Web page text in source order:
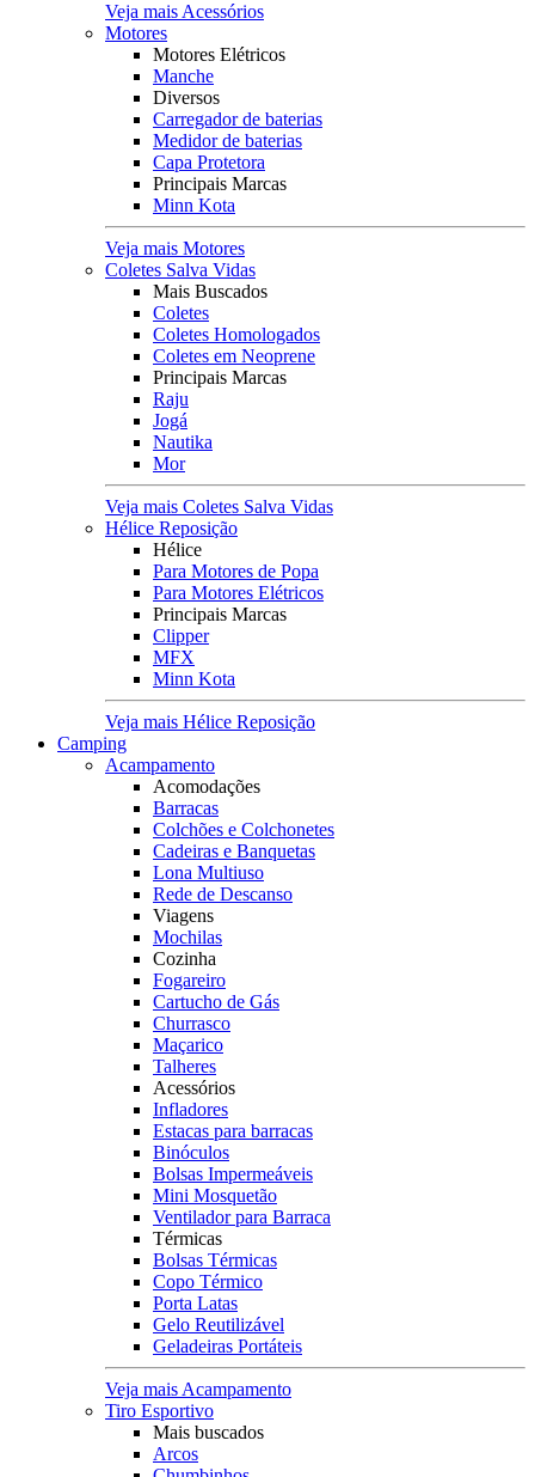
Veja mais Acessórios
Motores
Motores Elétricos
Manche
Diversos
Carregador de baterias
Medidor de baterias
Capa Protetora
Principais Marcas
Minn Kota
Veja mais Motores
Coletes Salva Vidas
Mais Buscados
Coletes
Coletes Homologados
Coletes em Neoprene
Principais Marcas
Raju
Jogá
Nautika
Mor
Veja mais Coletes Salva Vidas
Hélice Reposição
Hélice
Para Motores de Popa
Para Motores Elétricos
Principais Marcas
Clipper
MFX
Minn Kota
Veja mais Hélice Reposição
Camping
Acampamento
Acomodações
Barracas
Colchões e Colchonetes
Cadeiras e Banquetas
Lona Multiuso
Rede de Descanso
Viagens
Mochilas
Cozinha
Fogareiro
Cartucho de Gás
Churrasco
Maçarico
Talheres
Acessórios
Infladores
Estacas para barracas
Binóculos
Bolsas Impermeáveis
Mini Mosquetão
Ventilador para Barraca
Térmicas
Bolsas Térmicas
Copo Térmico
Porta Latas
Gelo Reutilizável
Geladeiras Portáteis
Veja mais Acampamento
Tiro Esportivo
Mais buscados
Arcos